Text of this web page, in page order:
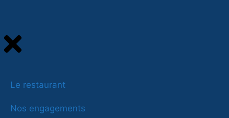
Le restaurant
Nos engagements